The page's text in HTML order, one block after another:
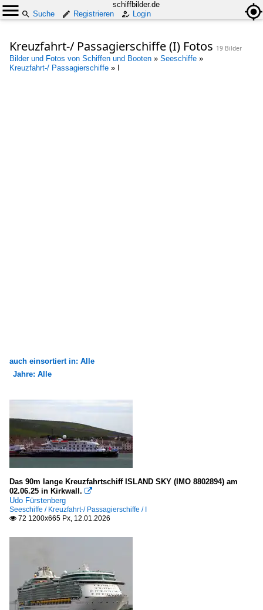
schiffbilder.de
Suche
Registrieren Login
Kreuzfahrt-/ Passagierschiffe (I) Fotos 19 Bilder
Bilder und Fotos von Schiffen und Booten » Seeschiffe »
Kreuzfahrt-/ Passagierschiffe »
auch einsortiert in: Alle
Deutschland
Norwegen
Stavanger
Portugal
Spanien
Barcelona
Jahre: Alle
2010
2011
2017
2020
2020
Das 90m lange Kreuzfahrtschiff ISLAND SKY (IMO 8802894) am
02.06.25 in Kirkwall. 
Udo Fürstenberg
Seeschiffe / Kreuzfahrt-/ Passagierschiffe / I
 72 1200x665 Px, 12.01.2026